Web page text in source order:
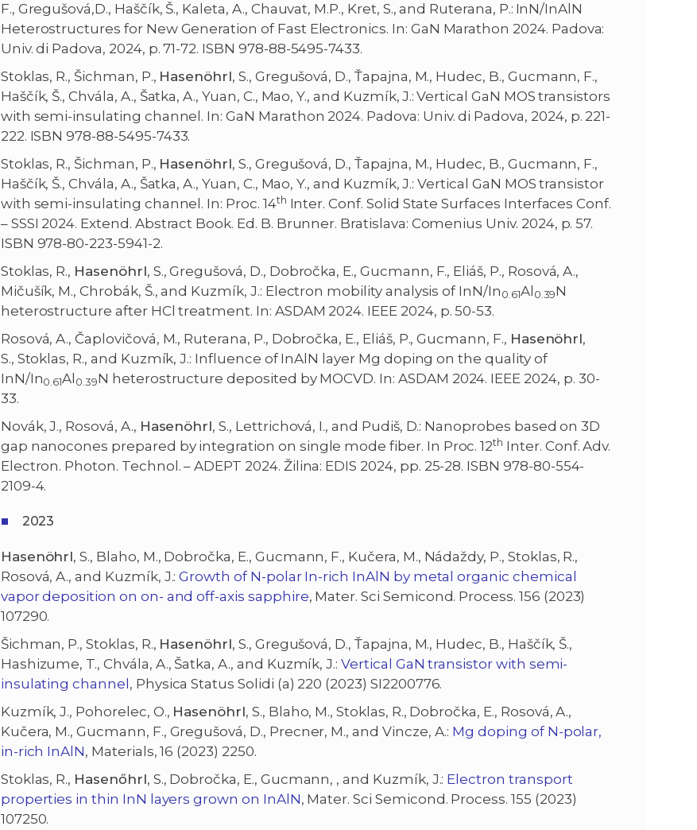
F., Gregušová,D., Haščík, Š., Kaleta, A., Chauvat, M.P., Kret, S., and Ruterana, P.: InN/InAlN
Heterostructures for New Generation of Fast Electronics. In: GaN Marathon 2024. Padova:
Univ. di Padova, 2024, p. 71-72. ISBN 978-88-5495-7433.
Stoklas, R., Šichman, P., Hasenöhrl, S., Gregušová, D., Ťapajna, M., Hudec, B., Gucmann, F.,
Haščík, Š., Chvála, A., Šatka, A., Yuan, C., Mao, Y., and Kuzmík, J.: Vertical GaN MOS transistors
with semi-insulating channel. In: GaN Marathon 2024. Padova: Univ. di Padova, 2024, p. 221-
222. ISBN 978-88-5495-7433.
Stoklas, R., Šichman, P., Hasenöhrl, S., Gregušová, D., Ťapajna, M., Hudec, B., Gucmann, F.,
Haščík, Š., Chvála, A., Šatka, A., Yuan, C., Mao, Y., and Kuzmík, J.: Vertical GaN MOS transistor
with semi-insulating channel. In: Proc. 14th Inter. Conf. Solid State Surfaces Interfaces Conf.
– SSSI 2024. Extend. Abstract Book. Ed. B. Brunner. Bratislava: Comenius Univ. 2024, p. 57.
ISBN 978-80-223-5941-2.
Stoklas, R., Hasenöhrl, S., Gregušová, D., Dobročka, E., Gucmann, F., Eliáš, P., Rosová, A.,
Mičušík, M., Chrobák, Š., and Kuzmík, J.: Electron mobility analysis of InN/In 0.61Al 0.39N
heterostructure after HCl treatment. In: ASDAM 2024. IEEE 2024, p. 50-53.
Rosová, A., Čaplovičová, M., Ruterana, P., Dobročka, E., Eliáš, P., Gucmann, F., Hasenöhrl,
S., Stoklas, R., and Kuzmík, J.: Influence of InAlN layer Mg doping on the quality of
InN/In0.61Al 0.39N heterostructure deposited by MOCVD. In: ASDAM 2024. IEEE 2024, p. 30-
33.
Novák, J., Rosová, A., Hasenöhrl, S., Lettrichová, I., and Pudiš, D.: Nanoprobes based on 3D
gap nanocones prepared by integration on single mode fiber. In Proc. 12th Inter. Conf. Adv.
Electron. Photon. Technol. – ADEPT 2024. Žilina: EDIS 2024, pp. 25-28. ISBN 978-80-554-
2109-4.
2023
Hasenöhrl, S., Blaho, M., Dobročka, E., Gucmann, F., Kučera, M., Nádaždy, P., Stoklas, R.,
Rosová, A., and Kuzmík, J.:Growth of N-polar In-rich InAlN by metal organic chemical
vapor deposition on on- and off-axis sapphire, Mater. Sci Semicond. Process. 156 (2023)
107290.
Šichman, P., Stoklas, R., Hasenöhrl, S., Gregušová, D., Ťapajna, M., Hudec, B., Haščík, Š.,
Hashizume, T., Chvála, A., Šatka, A., and Kuzmík, J.:Vertical GaN transistor with semi-
insulating channel , Physica Status Solidi (a) 220 (2023) SI2200776.
Kuzmík, J., Pohorelec, O., Hasenöhrl, S., Blaho, M., Stoklas, R., Dobročka, E., Rosová, A.,
Kučera, M., Gucmann, F., Gregušová, D., Precner, M., and Vincze, A.: Mg doping of N-polar,
in-rich InAlN, Materials, 16 (2023) 2250.
Stoklas, R., Hasenőhrl, S., Dobročka, E., Gucmann, , and Kuzmík, J.: Electron transport
properties in thin InN layers grown on InAlN, Mater. Sci Semicond. Process. 155 (2023)
107250.